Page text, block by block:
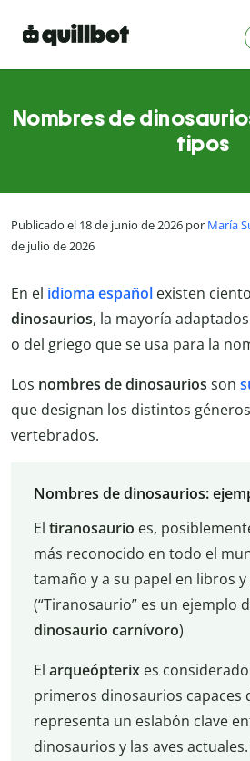
Nombres de
tipos
Publicado el 18 de junio de 2026 por María
de julio de 2026
En el idioma español existen
dinosaurios, la mayoría
o del griego que se usa para la
Los nombres de dinosaurios son
que designan los distintos
vertebrados.
Nombres de dinosaurios:
El tiranosaurio es,
más reconocido en todo el
tamaño y a su papel en libros y
(“Tiranosaurio” es un ejemplo
dinosaurio carnívoro)
El arqueópterixes
primeros dinosaurios capaces
representa un eslabón clave
dinosaurios y las aves